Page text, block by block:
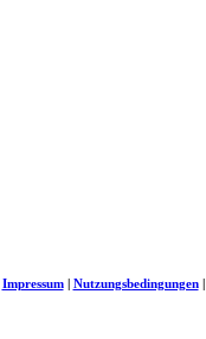
Impressum| Nutzungsbedingungen|